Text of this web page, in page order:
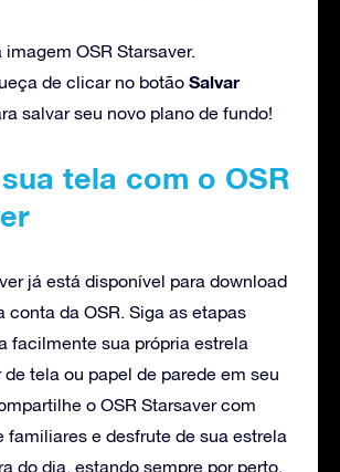
OSR Starsaver.
de clicar no botão Salvar
salvar seu novo plano de fundo!
tela com o OSR
já está disponível para download
conta da OSR. Siga as etapas
facilmente sua própria estrela
tela ou papel de parede em seu
o OSR Starsaver com
familiares e desfrute de sua estrela
do dia, estando sempre por perto.